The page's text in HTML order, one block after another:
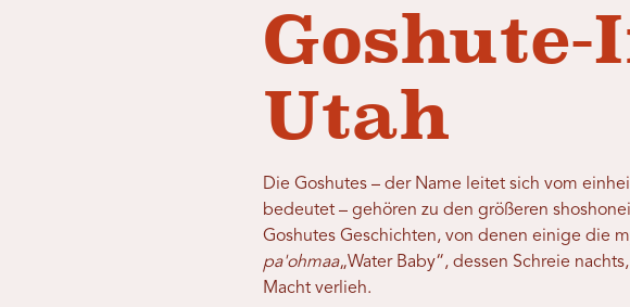
Utah
Die Goshutes – der Name leitet sich vom
bedeutet – gehören zu den größeren
Goshutes Geschichten, von denen einige die
pa'ohmaa„Water Baby“, dessen Schreie
Macht verlieh.